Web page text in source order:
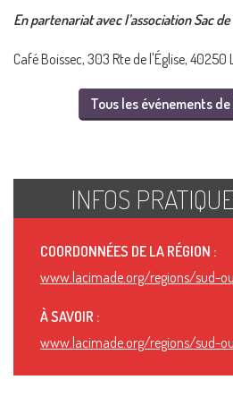
En partenariat avec l’association Sac
Café Boissec, 303 Rte de l'Église, 40250
Tous les événements
INFOS
COORDONNÉES DE LA RÉGION :
www.lacimade.org/regions/sud-
À SAVOIR :
www.lacimade.org/regions/sud-